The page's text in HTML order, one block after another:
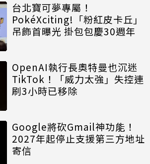
台北寶可夢專屬！
PokéXciting!「粉紅皮卡丘」
吊飾首曝光 掛包包慶30週年
OpenAI執行長奧特曼也沉迷
TikTok！「威力太強」失控連
刷3小時已移除
Google將砍Gmail神功能！
2027年起停止支援第三方地址
寄信